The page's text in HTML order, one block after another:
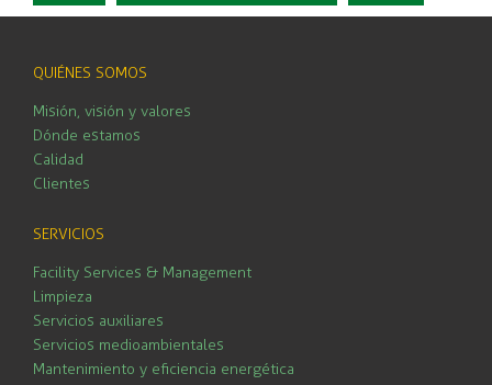
QUIÉNES SOMOS
Misión, visión y valores
Dónde estamos
Calidad
Clientes
SERVICIOS
Facility Services & Management
Limpieza
Servicios auxiliares
Servicios medioambientales
Mantenimiento y eficiencia energética